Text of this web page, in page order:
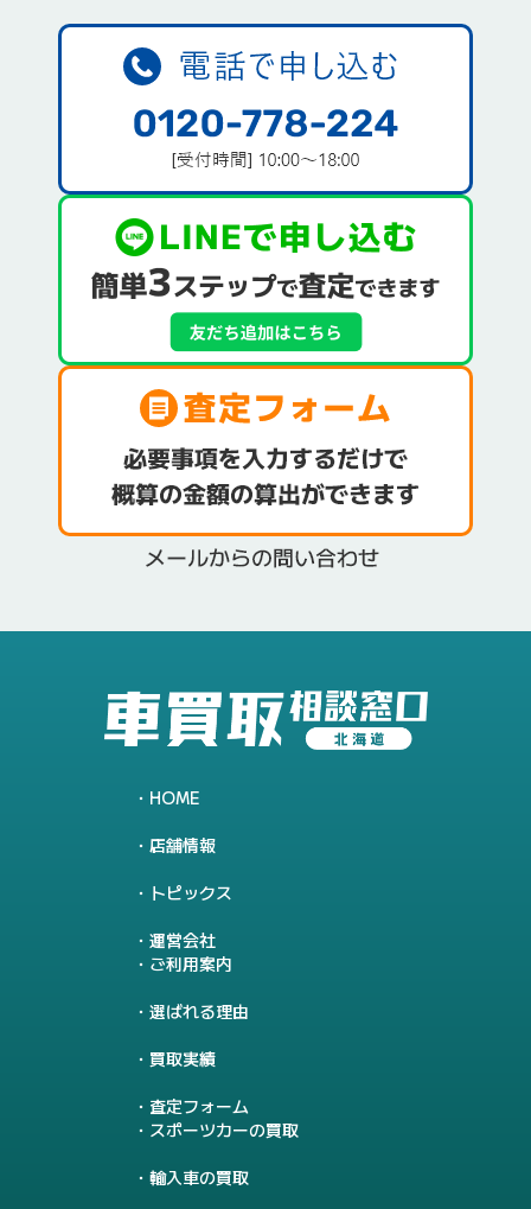
HOME
店舗情報
トピックス
運営会社
ご利用案内
選ばれる理由
買取実績
査定フォーム
スポーツカーの買取
輸入車の買取